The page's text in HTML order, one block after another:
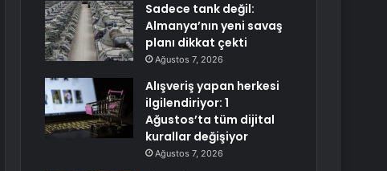
Sadece tank değil:
Almanya’nın yeni savaş
planı dikkat çekti
Ağustos 7, 2026
Alışveriş yapan herkesi
ilgilendiriyor: 1
Ağustos’ta tüm dijital
kurallar değişiyor
Ağustos 7, 2026